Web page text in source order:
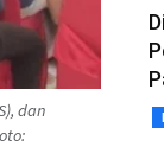
dan